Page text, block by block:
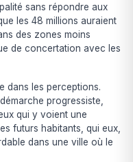
sans répondre aux
les 48 millions auraient
des zones moins
de concertation avec les
dans les perceptions.
progressiste,
qui y voient une
futurs habitants, qui eux,
dans une ville où le